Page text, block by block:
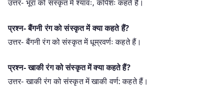
उत्तर- भूरा को संस्कृत में श्यावः, कपिशः कहते हैं।
प्रश्न- बैंगनी रंग को संस्कृत में क्या कहते हैं?
उत्तर- बैंगनी रंग को संस्कृत में धूम्रवर्णः कहते हैं।
प्रश्न- खाकी रंग को संस्कृत में क्या कहते हैं?
उत्तर- खाकी रंग को संस्कृत में खाकी वर्ण: कहते हैं।